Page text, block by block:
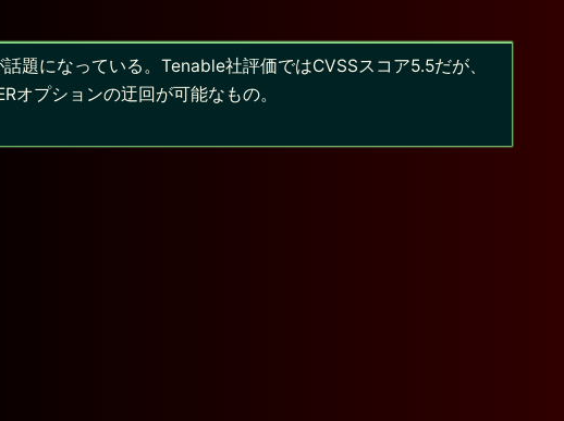
になっている。Tenable社評価ではCVSSスコア5.5だが、
オプションの迂回が可能なもの。